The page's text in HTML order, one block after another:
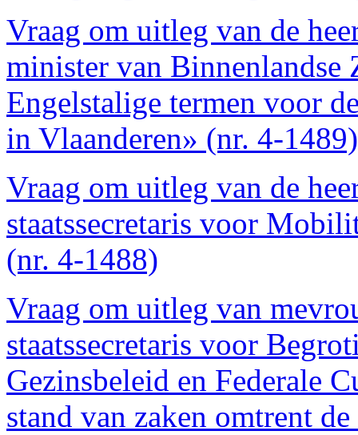
Vraag om uitleg van de
minister van Binnenlandse
Engelstalige termen voor
in Vlaanderen» (nr. 4-1489)
Vraag om uitleg van de
staatssecretaris voor
(nr. 4-1488)
Vraag om uitleg van
staatssecretaris voor
Gezinsbeleid en Federale
stand van zaken omtrent